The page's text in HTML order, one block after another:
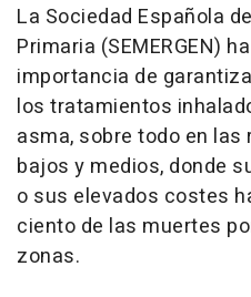
La Sociedad Española
Primaria (SEMERGEN)
importancia de
los tratamientos
asma, sobre todo en
bajos y medios, donde
o sus elevados costes
ciento de las muertes
zonas.